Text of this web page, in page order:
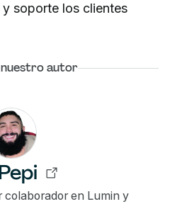
soporte los clientes
autor
colaborador en Lumin y